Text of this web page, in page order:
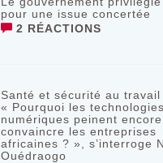
pour une issue concertée
2 RÉACTIONS
Santé et sécurité au travail
« Pourquoi les technologies
numériques peinent
convaincre les entreprises
africaines ? », s’interroge
Ouédraogo